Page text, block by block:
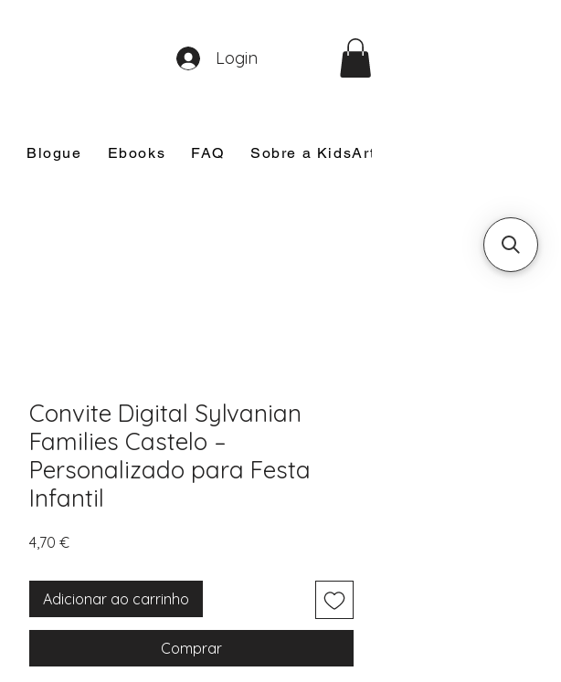
Blogue Ebooks FAQ Sobre a KidsArt
Login
Convite Digital Sylvanian
Families Castelo –
Personalizado para Festa
Infantil
4,70 €Preço
Adicionar ao carrinho
Comprar